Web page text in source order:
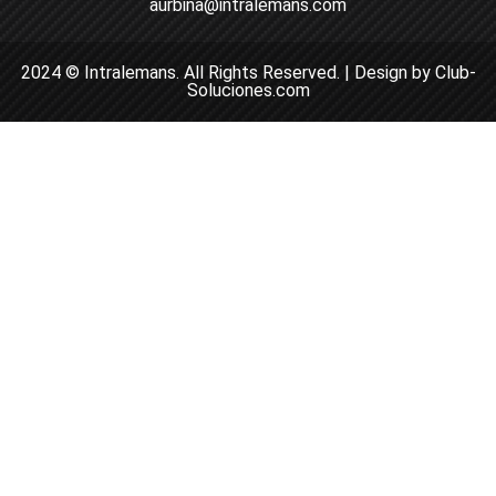
aurbina@intralemans.com
2024 © Intralemans. All Rights Reserved. | Design by Club-
Soluciones.com